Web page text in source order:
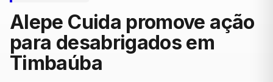
Alepe Cuida promove ação
para desabrigados em
Timbaúba